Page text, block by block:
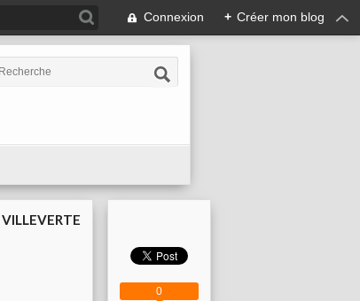
Connexion + Créer mon blog
VILLEVERTE
0